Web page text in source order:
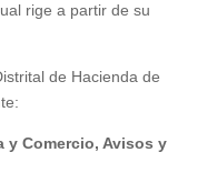
rige a partir de su
de Hacienda de
y Comercio, Avisos y